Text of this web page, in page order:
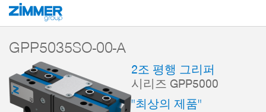
시작 제품
GPP5035SO-00-A
2조 평행 그리퍼
시리즈 GPP5000
"최상의 제품"